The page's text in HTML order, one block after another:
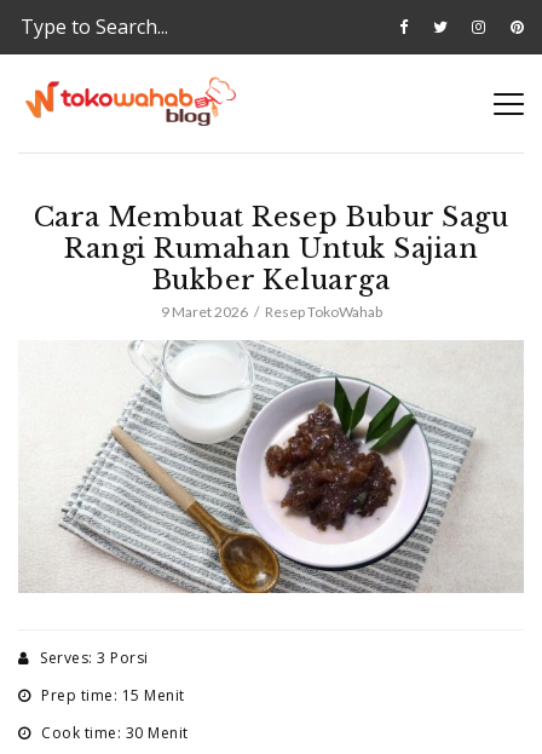
Cara Membuat Resep Bubur Sagu
Rangi Rumahan Untuk Sajian
Bukber Keluarga
9 Maret 2026 Resep TokoWahab
Serves: 3 Porsi
Prep time: 15 Menit
Cook time: 30 Menit